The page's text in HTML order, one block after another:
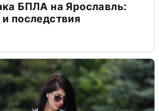
БПЛА на Ярославль:
последствия